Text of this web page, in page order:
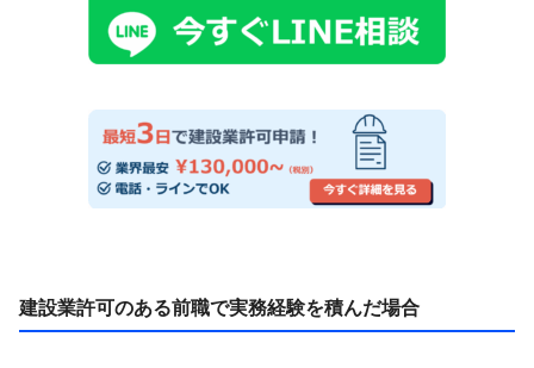
建設業許可のある前職で実務経験を積んだ場合